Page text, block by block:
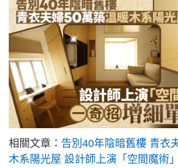
相關文章： 告別40年陰暗舊樓 青衣
木系陽光屋 設計師上演「空間魔術